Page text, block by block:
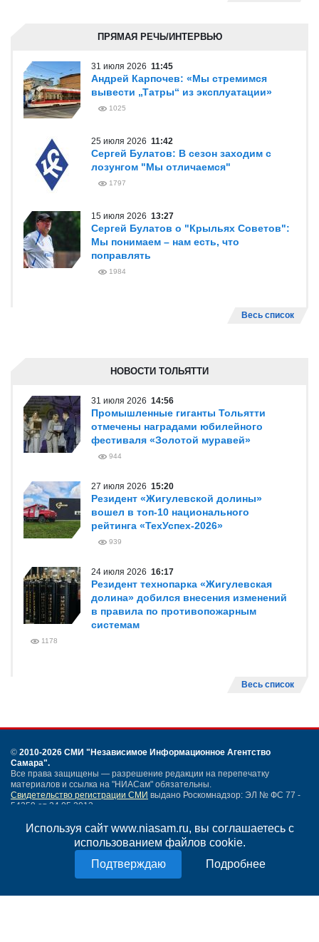
Используя сайт www.niasam.ru, вы соглашаетесь с
использованием файлов cookie.
Подробнее
ПРЯМАЯ РЕЧЬ/ИНТЕРВЬЮ
31 июля 2026 11:45
Андрей Карпочев: «Мы стремимся
вывести „Татры“ из эксплуатации»
1025
25 июля 2026 11:42
Сергей Булатов: В сезон заходим с
лозунгом "Мы отличаемся"
1797
15 июля 2026 13:27
Сергей Булатов о "Крыльях Советов":
Мы понимаем – нам есть, что
поправлять
1984
Весь список
НОВОСТИ ТОЛЬЯТТИ
31 июля 2026 14:56
Промышленные гиганты Тольятти
отмечены наградами юбилейного
фестиваля «Золотой муравей»
944
27 июля 2026 15:20
Резидент «Жигулевской долины»
вошел в топ-10 национального
рейтинга «ТехУспех-2026»
939
24 июля 2026 16:17
Резидент технопарка «Жигулевская
долина» добился внесения изменений
в правила по противопожарным
системам
1178
Весь список
© 2010-2026 СМИ "Независимое Информационное Агентство
Самара".
Все права защищены — разрешение редакции на перепечатку
материалов и ссылка на "НИАСам" обязательны.
Свидетельство регистрации СМИ выдано Роскомнадзор: ЭЛ № ФС 77 -
54259 от 24.05.2013.
Тел. редакции+7 (846) 990-91-71.Электронная почта: info@niasam.ru
Написать письмо
Нашли ошибку?